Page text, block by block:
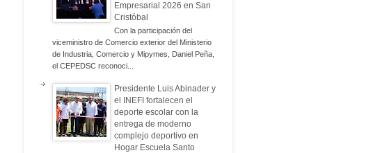
Empresarial 2026 en San
Cristóbal
Con la participación del
viceministro de Comercio exterior del Ministerio
de Industria, Comercio y Mipymes, Daniel Peña,
el CEPEDSC reconoci...
Presidente Luis Abinader y
el INEFI fortalecen el
deporte escolar con la
entrega de moderno
complejo deportivo en
Hogar Escuela Santo